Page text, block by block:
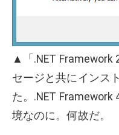
▲「.NET Framework
セージと共にインス
た。.NET
境なのに。何故だ。